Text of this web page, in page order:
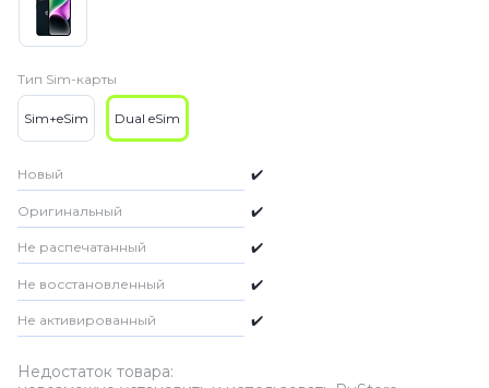
Тип Sim-карты
Sim+eSim Dual eSim
Новый ✔️
Оригинальный ✔️
Не распечатанный ✔️
Не восстановленный ✔️
Не активированный ✔️
Недостаток товара: